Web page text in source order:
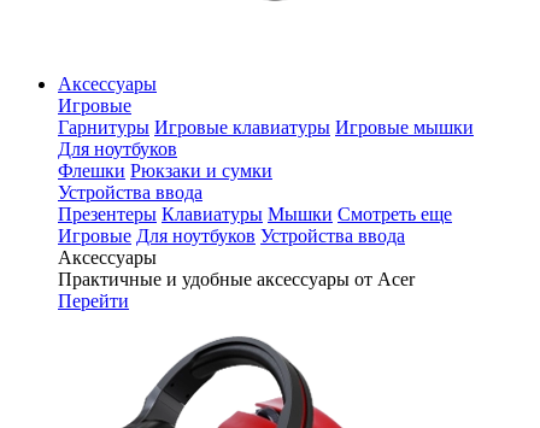
Аксессуары
Игровые
Гарнитуры Игровые клавиатуры Игровые мышки
Для ноутбуков
Флешки Рюкзаки и сумки
Устройства ввода
Презентеры Клавиатуры Мышки Смотреть еще
Игровые Для ноутбуков Устройства ввода
Аксессуары
Практичные и удобные аксессуары от Acer
Перейти